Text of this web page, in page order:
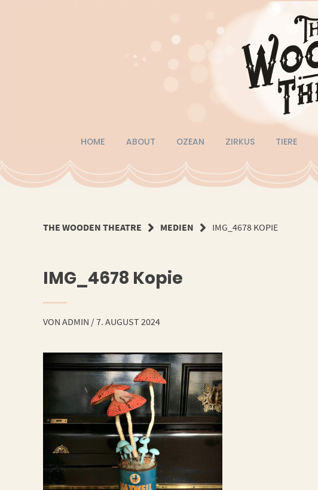
HOME ABOUT OZEAN ZIRKUS TIERE
THE WOODEN THEATRE MEDIEN IMG_4678 KOPIE
IMG_4678 Kopie
VON ADMIN /7. AUGUST 2024